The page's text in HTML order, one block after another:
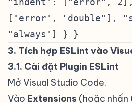
"indent": ["error", 2],
["error", "double"],
"always"] } }
3. Tích hợp ESLint vào
3.1. Cài đặt Plugin ESLint
Mở Visual Studio Code.
Vào Extensions (hoặc nhấn